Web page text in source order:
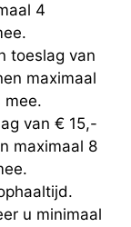
4
toeslag van
maximaal
mee.
van € 15,-
maximaal 8
u minimaal